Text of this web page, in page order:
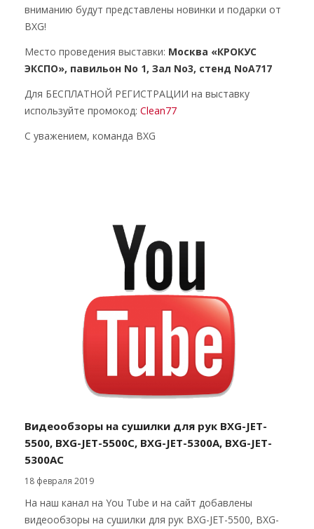
вниманию будут представлены новинки и подарки от
BXG!
Место проведения выставки: Москва «КРОКУС
ЭКСПО», павильон No 1, Зал No3, стенд NoА717
Для БЕСПЛАТНОЙ РЕГИСТРАЦИИ на выставку
используйте промокод: Clean77
C уважением, команда BXG
Видеообзоры на сушилки для рук BXG-JET-
5500, BXG-JET-5500C, BXG-JET-5300А, BXG-JET-
5300АС
18 февраля 2019
На наш канал на You Tube и на сайт добавлены
видеообзоры на сушилки для рук BXG-JET-5500, BXG-